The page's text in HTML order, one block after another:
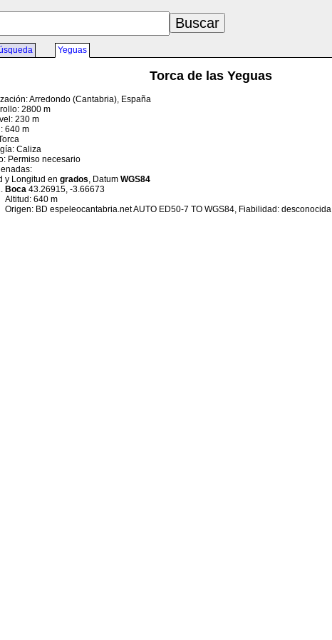
Yeguas
Torca de las Yeguas
Arredondo (Cantabria), España
2800 m
230 m
640 m
Caliza
Permiso necesario
y Longitud en grados, Datum WGS84
Boca 43.26915, -3.66673
Altitud: 640 m
Origen: BD espeleocantabria.net AUTO ED50-7 TO WGS84, Fiabilidad: desconocida